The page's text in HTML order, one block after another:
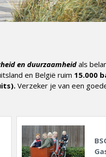
en duurzaamheidals
en België ruim 15.000
Verzeker je van een